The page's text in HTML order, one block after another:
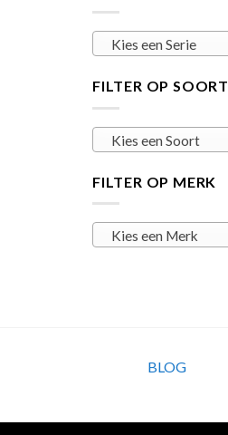
Kies een Serie
FILTER OP SOORT
Kies een Soort
FILTER OP MERK
Kies een Merk
BLOG